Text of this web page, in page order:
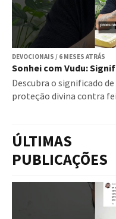
DEVOCIONAIS / 6 MESES ATRÁS
Sonhei com Vudu:
Descubra o significado
proteção divina contra
ÚLTIMAS
PUBLICAÇÕES